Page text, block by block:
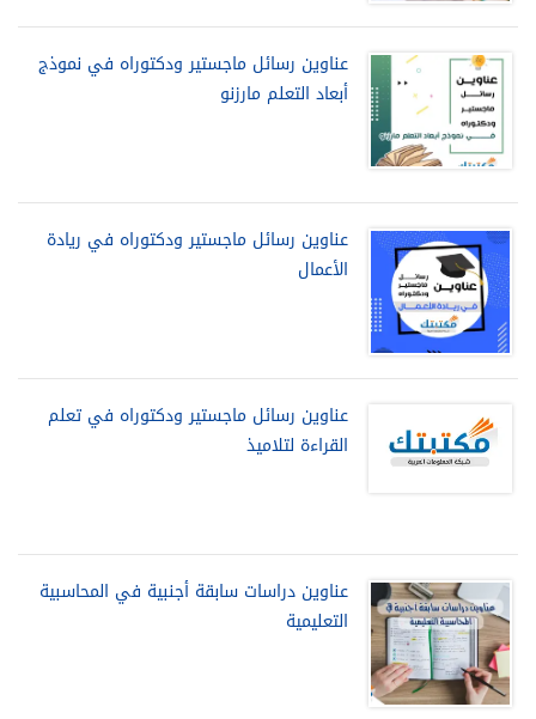
عناوين رسائل ماجستير ودكتوراه في نموذج
أبعاد التعلم مارزنو
عناوين رسائل ماجستير ودكتوراه في ريادة
الأعمال
عناوين رسائل ماجستير ودكتوراه في تعلم
القراءة لتلاميذ
عناوين دراسات سابقة أجنبية في المحاسبية
التعليمية